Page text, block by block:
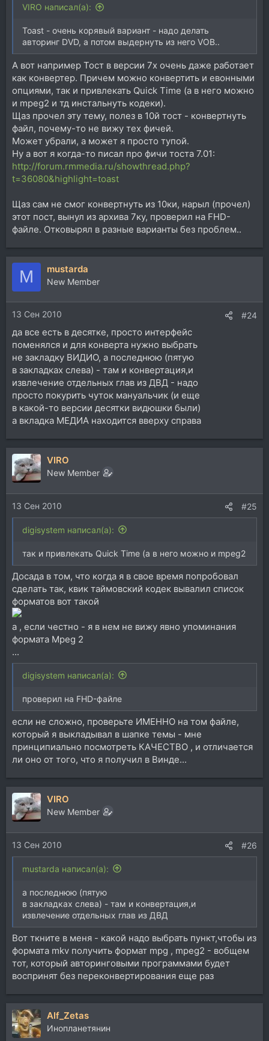
VIRO написал(а):
Toast - очень корявый вариант - надо делать
авторинг DVD, а потом выдернуть из него VOB..
А вот например Тост в версии 7х очень даже работает
как конвертер. Причем можно конвертить и евонными
опциями, так и привлекать Quick Time (а в него можно
и mpeg2 и тд инстальнуть кодеки).
Щаз прочел эту тему, полез в 10й тост - конвертнуть
файл, почему-то не вижу тех фичей.
Может убрали, а может я просто тупой.
Ну а вот я когда-то писал про фичи тоста 7.01:
http://forum.rmmedia.ru/showthread.php?
t=36080&highlight=toast
Щаз сам не смог конвертнуть из 10ки, нарыл (прочел)
этот пост, вынул из архива 7ку, проверил на FHD-
файле. Отковырял в разные варианты без проблем..
M mustarda
New Member
13 Сен 2010 #24
да все есть в десятке, просто интерфейс
поменялся и для конверта нужно выбрать
не закладку ВИДИО, а последнюю (пятую
в закладках слева) - там и конвертация,и
извлечение отдельных глав из ДВД - надо
просто покурить чуток мануальчик (и еще
в какой-то версии десятки видюшки были)
а вкладка МЕДИА находится вверху справа
VIRO
New Member
13 Сен 2010 #25
digisystem написал(а):
так и привлекать Quick Time (а в него можно и mpeg2
Досада в том, что когда я в свое время попробовал
сделать так, квик таймовский кодек вывалил список
форматов вот такой
а , если честно - я в нем не вижу явно упоминания
формата Mpeg 2
...
digisystem написал(а):
проверил на FHD-файле
если не сложно, проверьте ИМЕННО на том файле,
который я выкладывал в шапке темы - мне
принципиально посмотреть КАЧЕСТВО , и отличается
ли оно от того, что я получил в Винде...
VIRO
New Member
13 Сен 2010 #26
mustarda написал(а):
а последнюю (пятую
в закладках слева) - там и конвертация,и
извлечение отдельных глав из ДВД
Вот ткните в меня - какой надо выбрать пункт,чтобы из
формата mkv получить формат mpg , mpeg2 - вобщем
тот, который авторинговыми программами будет
воспринят без переконвертирования еще раз
Alf_Zetas
Инопланетянин